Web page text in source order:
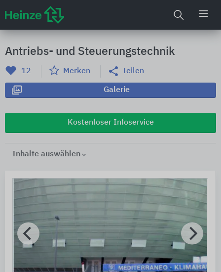
Antriebs- und Steuerungstechnik
12 Merken Teilen
Galerie
Kostenloser Infoservice
Inhalte auswählen